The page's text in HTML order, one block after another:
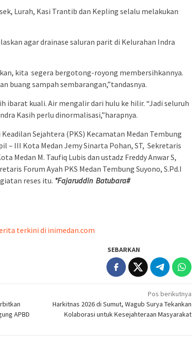
Lurah, Kasi Trantib dan Kepling selalu melakukan
agar drainase saluran parit di Kelurahan Indra
kita segera bergotong-royong membersihkannya.
buang sampah sembarangan,”tandasnya.
ibarat kuali. Air mengalir dari hulu ke hilir. “Jadi seluruh
Kasih perlu dinormalisasi,”harapnya.
Sejahtera (PKS) Kecamatan Medan Tembung
– III Kota Medan Jemy Sinarta Pohan, ST, Sekretaris
Medan M. Taufiq Lubis dan ustadz Freddy Anwar S,
Forum Ayah PKS Medan Tembung Suyono, S.Pd.I
reses itu. *Fajaruddin Batubara#
terkini di inimedan.com
SEBARKAN
APBD
Pos berikutnya
Harkitnas 2026 di Sumut, Wagub Surya Tekankan
Kolaborasi untuk Kesejahteraan Masyarakat